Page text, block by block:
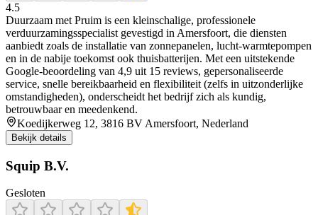
4.5
Duurzaam met Pruim is een kleinschalige, professionele
verduurzamingsspecialist gevestigd in Amersfoort, die diensten
aanbiedt zoals de installatie van zonnepanelen, lucht‑warmtepompen
en in de nabije toekomst ook thuisbatterijen. Met een uitstekende
Google‑beoordeling van 4,9 uit 15 reviews, gepersonaliseerde
service, snelle bereikbaarheid en flexibiliteit (zelfs in uitzonderlijke
omstandigheden), onderscheidt het bedrijf zich als kundig,
betrouwbaar en meedenkend.
Koedijkerweg 12, 3816 BV Amersfoort, Nederland
Bekijk details
Squip B.V.
Gesloten